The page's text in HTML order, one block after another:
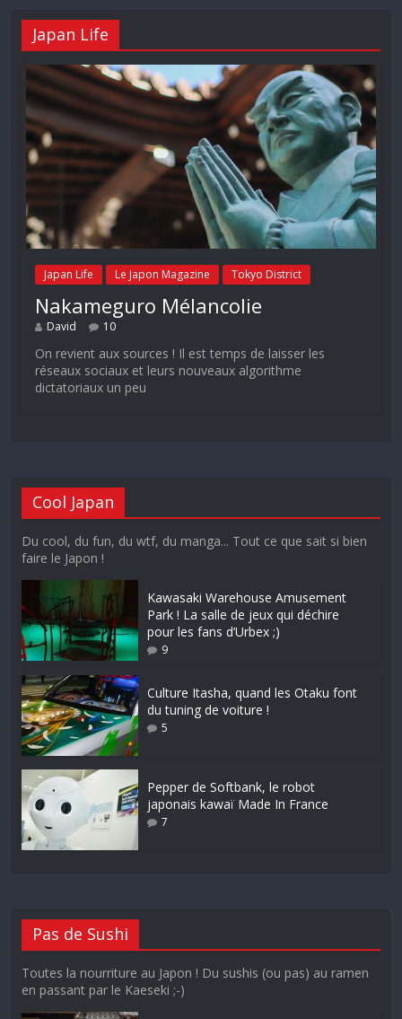
Japan Life
Japan Life Le Japon Magazine Tokyo District
Nakameguro Mélancolie
David 10
On revient aux sources ! Il est temps de laisser les
réseaux sociaux et leurs nouveaux algorithme
dictatoriaux un peu
Cool Japan
Du cool, du fun, du wtf, du manga... Tout ce que sait si bien
faire le Japon !
Kawasaki Warehouse Amusement
Park ! La salle de jeux qui déchire
pour les fans d’Urbex ;)
9
Culture Itasha, quand les Otaku font
du tuning de voiture !
5
Pepper de Softbank, le robot
japonais kawaï Made In France
7
Pas de Sushi
Toutes la nourriture au Japon ! Du sushis (ou pas) au ramen
en passant par le Kaeseki ;-)